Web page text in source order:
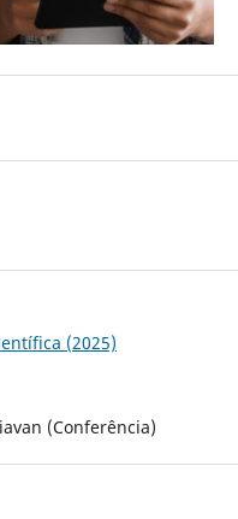
(2025)
(Conferência)